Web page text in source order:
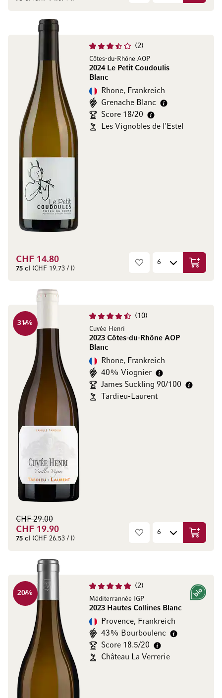
2
Côtes-du-Rhône AOP
2024 Le Petit Coudoulis
Blanc
Rhone, Frankreich
Grenache Blanc
Score 18/20
Les Vignobles de l'Estel
CHF 14.80
75 cl (CHF 19.73 / l) In den
10
Cuvée Henri
2023 Côtes-du-Rhône AOP
Blanc
31%
Rhone, Frankreich
40% Viognier
James Suckling 90/100
Tardieu-Laurent
CHF 19.90
CHF 29.00
75 cl (CHF 26.53 / l) In den
2
Méditerrannée IGP
2023 Hautes Collines Blanc
20% Bio
Provence, Frankreich
43% Bourboulenc
Score 18.5/20
Château La Verrerie